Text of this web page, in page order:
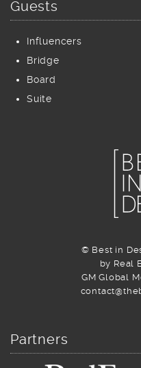
Guests
Influencers
Bridge
Board
Suite
© Best in
by Real
GM Global
Partners